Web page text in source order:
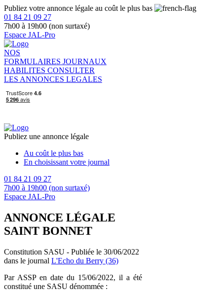
Publiez votre annonce légale au coût le plus bas
01 84 21 09 27
7h00 à 19h00 (non surtaxé)
Espace JAL-Pro
NOS
FORMULAIRES JOURNAUX
HABILITES CONSULTER
LES ANNONCES LEGALES
Publiez une annonce légale
Au coût le plus bas
En choisissant votre journal
01 84 21 09 27
7h00 à 19h00 (non surtaxé)
Espace JAL-Pro
ANNONCE LÉGALE
SAINT BONNET
Constitution SASU - Publiée le 30/06/2022
dans le journal L'Echo du Berry (36)
Par ASSP en date du 15/06/2022, il a été
constitué une SASU dénommée :